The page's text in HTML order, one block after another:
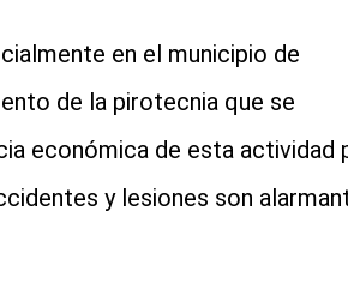
en el municipio de
de la pirotecnia que se
económica de esta actividad
y lesiones son